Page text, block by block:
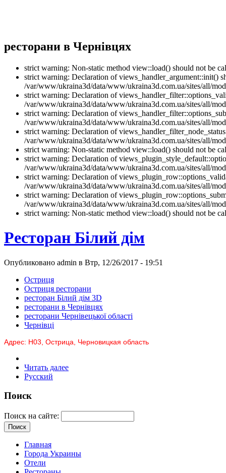
ресторани в Чернівцях
strict warning: Non-static method view::load() should not be
strict warning: Declaration of views_handler_argument::init()
/var/www/ukraina3d/data/www/ukraina3d.com.ua/sites/all/
strict warning: Declaration of
/var/www/ukraina3d/data/www/ukraina3d.com.ua/sites/all/
strict warning: Declaration of
/var/www/ukraina3d/data/www/ukraina3d.com.ua/sites/all/
strict warning: Declaration of
/var/www/ukraina3d/data/www/ukraina3d.com.ua/sites/all/
strict warning: Non-static method view::load() should not be
strict warning: Declaration of
/var/www/ukraina3d/data/www/ukraina3d.com.ua/sites/all/
strict warning: Declaration of
/var/www/ukraina3d/data/www/ukraina3d.com.ua/sites/all/
strict warning: Declaration of
/var/www/ukraina3d/data/www/ukraina3d.com.ua/sites/all/
strict warning: Non-static method view::load() should not be
Ресторан Білий дім
Опубликовано admin в Втр, 12/26/2017 - 19:51
Остриця
Остриця ресторани
ресторан Білий дім 3D
ресторани в Чернівцях
ресторани Чернівецької області
Чернівці
Адрес: Н03, Острица, Черновицкая область
Читать далее
Русский
Поиск
Поиск на сайте:
Главная
Города Украины
Отели